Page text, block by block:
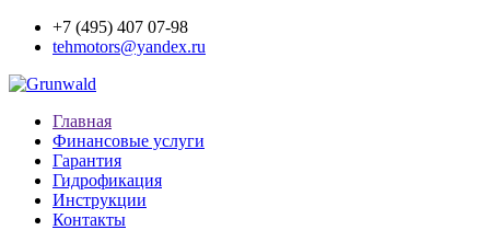
+7 (495) 407 07-98
tehmotors@yandex.ru
Главная
Финансовые услуги
Гарантия
Гидрофикация
Инструкции
Контакты